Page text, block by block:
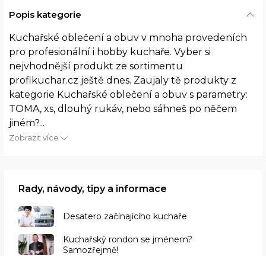
Popis kategorie
Kuchařské oblečení a obuv v mnoha provedeních
pro profesionální i hobby kuchaře. Vyber si
nejvhodnější produkt ze sortimentu
profikuchar.cz ještě dnes. Zaujaly tě produkty z
kategorie Kuchařské oblečení a obuv s parametry:
TOMA, xs, dlouhý rukáv, nebo sáhneš po něčem
jiném?...
Zobrazit více
Rady, návody, tipy a informace
Desatero začínajícího kuchaře
Kuchařský rondon se jménem?
Samozřejmě!